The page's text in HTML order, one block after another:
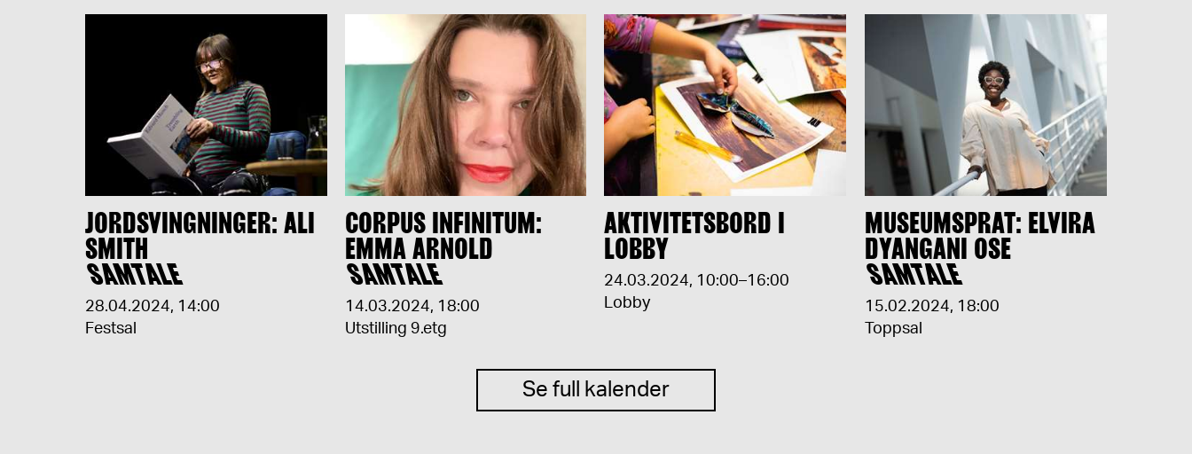
JORDSVINGNINGER: ALI
SMITH
SAMTALE
28.04.2024, 14:00
Festsal
CORPUS INFINITUM:
EMMA ARNOLD
SAMTALE
14.03.2024, 18:00
Utstilling 9.etg
AKTIVITETSBORD I
LOBBY
24.03.2024, 10:00–16:00
Lobby
MUSEUMSPRAT: ELVIRA
DYANGANI OSE
SAMTALE
15.02.2024, 18:00
Toppsal
Se full kalender